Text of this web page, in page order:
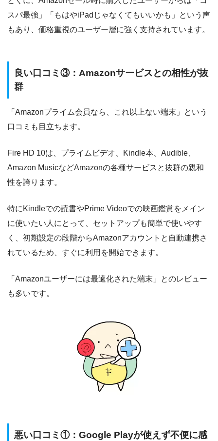
スパ最強」「もはやiPadじゃなくてもいいかも」という声
もあり、価格重視のユーザー層に強く支持されています。
良い口コミ③：Amazonサービスとの相性が抜
群
「Amazonプライム会員なら、これ以上ない端末」という
口コミも目立ちます。
Fire HD 10は、プライムビデオ、Kindle本、Audible、
Amazon MusicなどAmazonの各種サービスと抜群の親和
性を誇ります。
特にKindleでの読書やPrime Videoでの映画鑑賞をメイン
に使いたい人にとって、セットアップも簡単で使いやす
く、初期設定の段階からAmazonアカウントと自動連携さ
れているため、すぐに利用を開始できます。
「Amazonユーザーには最適化された端末」とのレビュー
も多いです。
悪い口コミ①：Google Playが使えず不便に感